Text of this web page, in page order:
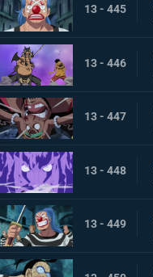
13 - 445
13 - 446
13 - 447
13 - 448
13 - 449